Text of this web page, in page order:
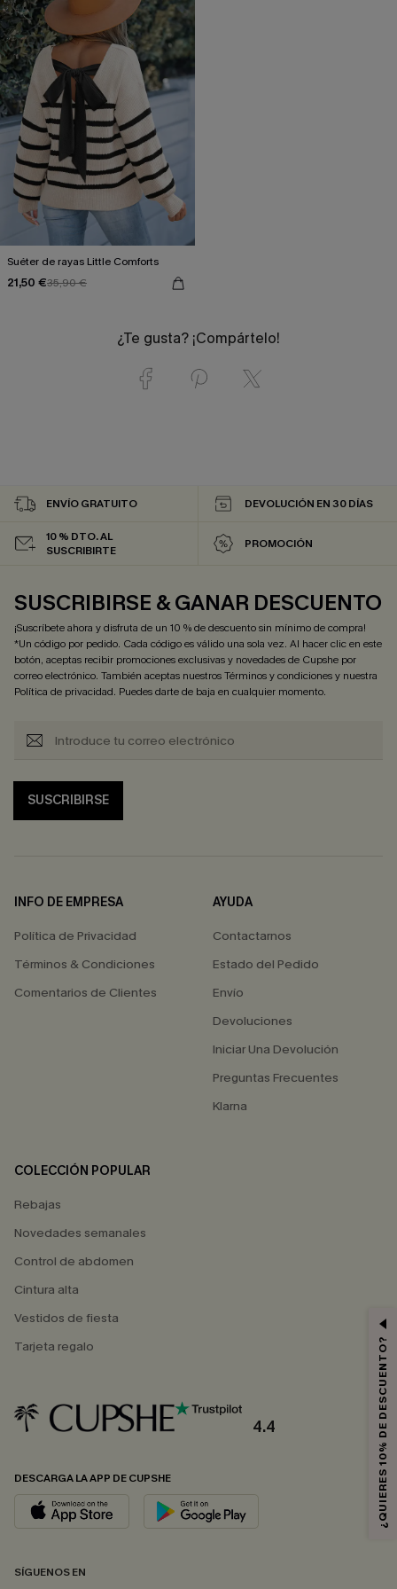
Suéter de rayas Little Comforts
21,50 €35,90 €
¿Te gusta? ¡Compártelo!
ENVÍO GRATUITO DEVOLUCIÓN EN 30 DÍAS
10 % DTO. AL
SUSCRIBIRTE
PROMOCIÓN
SUSCRIBIRSE & GANAR DESCUENTO
¡Suscríbete ahora y disfruta de un 10 % de descuento sin mínimo de compra!
*Un código por pedido. Cada código es válido una sola vez. Al hacer clic en este
botón, aceptas recibir promociones exclusivas y novedades de Cupshe por
correo electrónico. También aceptas nuestrosTérminos y condicionesy nuestra
Política de privacidad. Puedes darte de baja en cualquier momento.
SUSCRIBIRSE
INFO DE EMPRESA
Política de Privacidad
Términos & Condiciones
Comentarios de Clientes
AYUDA
Contactarnos
Estado del Pedido
Envío
Devoluciones
Iniciar Una Devolución
Preguntas Frecuentes
Klarna
COLECCIÓN POPULAR
Rebajas
Novedades semanales
Control de abdomen
Cintura alta
Vestidos de fiesta
Tarjeta regalo
4.4
DESCARGA LA APP DE CUPSHE
SÍGUENOS EN
¿QUIERES 10% DE DESCUENTO?